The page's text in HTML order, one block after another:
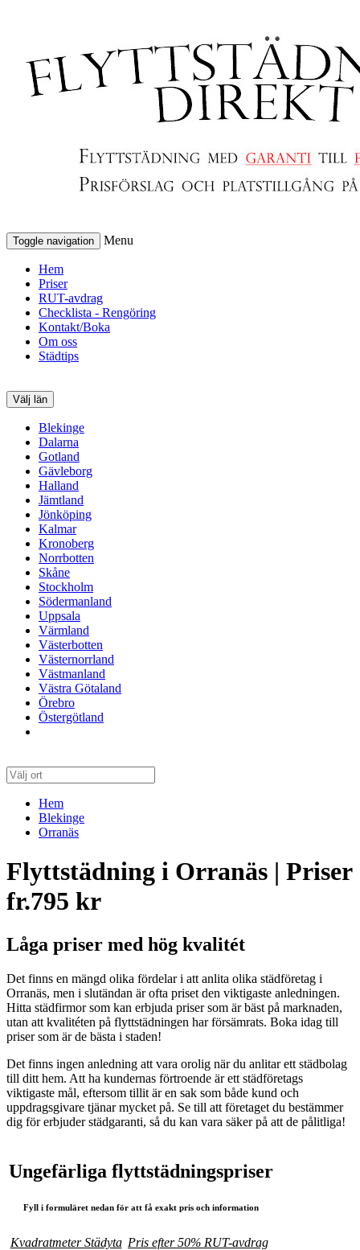
Toggle navigation Menu
Hem
Priser
RUT-avdrag
Checklista - Rengöring
Kontakt/Boka
Om oss
Städtips
Välj län
Blekinge
Dalarna
Gotland
Gävleborg
Halland
Jämtland
Jönköping
Kalmar
Kronoberg
Norrbotten
Skåne
Stockholm
Södermanland
Uppsala
Värmland
Västerbotten
Västernorrland
Västmanland
Västra Götaland
Örebro
Östergötland
Hem
Blekinge
Orranäs
Flyttstädning i Orranäs | Priser
fr.795 kr
Låga priser med hög kvalitét
Det finns en mängd olika fördelar i att anlita olika städföretag i
Orranäs, men i slutändan är ofta priset den viktigaste anledningen.
Hitta städfirmor som kan erbjuda priser som är bäst på marknaden,
utan att kvalitéten på flyttstädningen har försämrats. Boka idag till
priser som är de bästa i staden!
Det finns ingen anledning att vara orolig när du anlitar ett städbolag
till ditt hem. Att ha kundernas förtroende är ett städföretags
viktigaste mål, eftersom tillit är en sak som både kund och
uppdragsgivare tjänar mycket på. Se till att företaget du bestämmer
dig för erbjuder städgaranti, så du kan vara säker på att de pålitliga!
Ungefärliga flyttstädningspriser
Fyll i formuläret nedan för att få exakt pris och information
Kvadratmeter Städyta Pris efter 50% RUT-avdrag